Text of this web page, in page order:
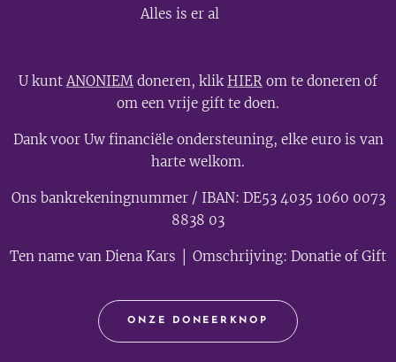
Alles is er al
U kuntANONIEM doneren, klikHIER om te doneren of
om een vrije gift te doen.
Dank voor Uw financiële ondersteuning, elke euro is van
harte welkom.
Ons bankrekeningnummer / IBAN: DE53 4035 1060 0073
8838 03
Ten name van Diena Kars │ Omschrijving: Donatie of Gift
ONZE DONEERKNOP